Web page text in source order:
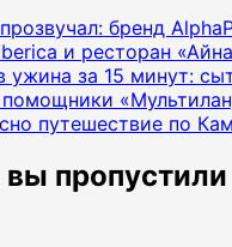
бренд
и ресторан
ужина за 15 минут:
путешествие по
пропустили